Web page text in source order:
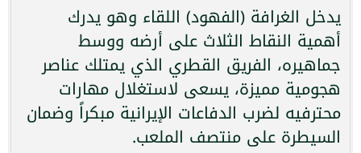
يدخل الغرافة (الفهود) اللقاء وهو يدرك
أهمية النقاط الثلاث على أرضه ووسط
جماهيره، الفريق القطري الذي يمتلك عناصر
هجومية مميزة، يسعى لاستغلال مهارات
محترفيه لضرب الدفاعات الإيرانية مبكراً وضمان
السيطرة على منتصف الملعب.